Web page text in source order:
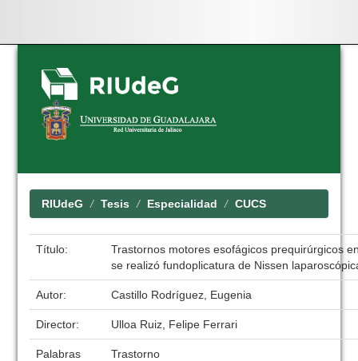
Skip
navigation
RIUdeG Tesis Especialidad CUCS
Título:
Trastornos motores esofágicos prequirúrgicos
se realizó fundoplicatura de Nissen
Autor: Castillo Rodríguez, Eugenia
Director: Ulloa Ruiz, Felipe Ferrari
Palabras
Trastorno